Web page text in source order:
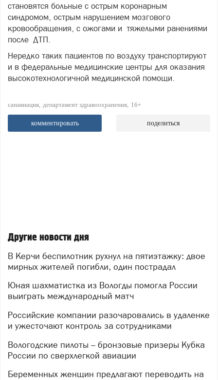
становятся больные с острым коронарным
синдромом, острым нарушением мозгового
кровообращения, с ожогами и тяжелыми ранениями
после ДТП.
Нередко таких пациентов по воздуху транспортируют
и в федеральные медицинские центры для оказания
высокотехнологичной медицинской помощи.
санавиация департамент здравоохранения 16+
комментировать поделиться
Другие новости дня
В Керчи беспилотник рухнул на пятиэтажку: двое
мирных жителей погибли, один пострадал
Юная шахматистка из Вологды помогла России
выиграть международный матч
Российские компании разочаровались в удаленке
и ужесточают контроль за сотрудниками
Вологодские пилоты – бронзовые призеры Кубка
России по сверхлегкой авиации
Беременных женщин предлагают переводить на